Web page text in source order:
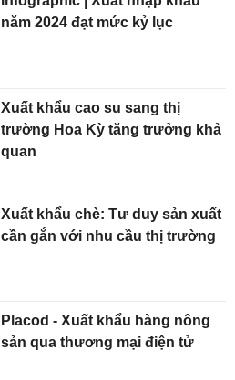
năm 2024 đạt mức kỷ lục
Xuất khẩu cao su sang thị
trường Hoa Kỳ tăng trưởng khả
quan
Xuất khẩu chè: Tư duy sản xuất
cần gắn với nhu cầu thị trường
Placod - Xuất khẩu hàng nông
sản qua thương mại điện tử